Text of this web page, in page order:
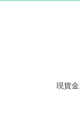
現貨